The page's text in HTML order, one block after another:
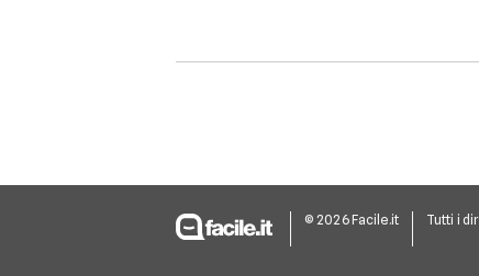
© 2026 Facile.it Tutti i